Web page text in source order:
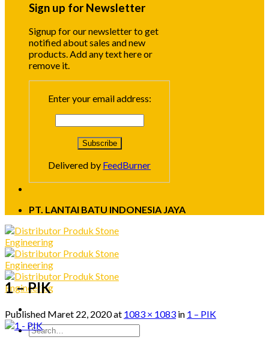
Sign up for Newsletter
Signup for our newsletter to get
notified about sales and new
products. Add any text here or
remove it.
Enter your email address:
Delivered by FeedBurner
PT. LANTAI BATU INDONESIA JAYA
1 – PIK
Published Maret 22, 2020at 1083 × 1083 in 1 – PIK